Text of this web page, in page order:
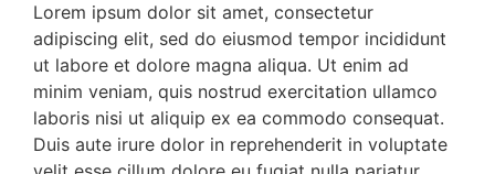
Lorem ipsum dolor sit amet, consectetur
adipiscing elit, sed do eiusmod tempor incididunt
ut labore et dolore magna aliqua. Ut enim ad
minim veniam, quis nostrud exercitation ullamco
laboris nisi ut aliquip ex ea commodo consequat.
Duis aute irure dolor in reprehenderit in voluptate